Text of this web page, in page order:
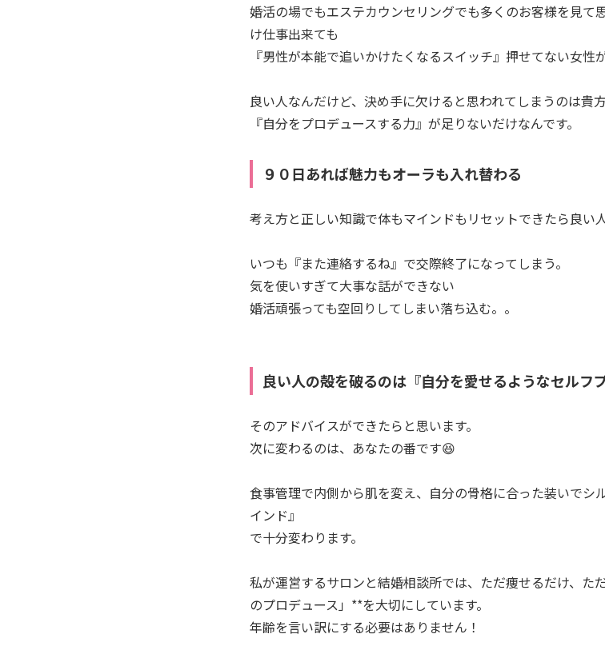
婚活の場でもエステカウンセリングでも多くのお客様を見て
け仕事出来ても
『男性が本能で追いかけたくなるスイッチ』押せてない女性
良い人なんだけど、決め手に欠けると思われてしまうのは貴
『自分をプロデュースする力』が足りないだけなんです。
９０日あれば魅力もオーラも入れ替わる
考え方と正しい知識で体もマインドもリセットできたら良い
いつも『また連絡するね』で交際終了になってしまう。
気を使いすぎて大事な話ができない
婚活頑張っても空回りしてしまい落ち込む。。
良い人の殻を破るのは『自分を愛せるようなセルフ
そのアドバイスができたらと思います。
次に変わるのは、あなたの番です😆
食事管理で内側から肌を変え、自分の骨格に合った装いでシ
インド』
で十分変わります。
私が運営するサロンと結婚相談所では、ただ痩せるだけ、た
のプロデュース」**を大切にしています。
年齢を言い訳にする必要はありません！